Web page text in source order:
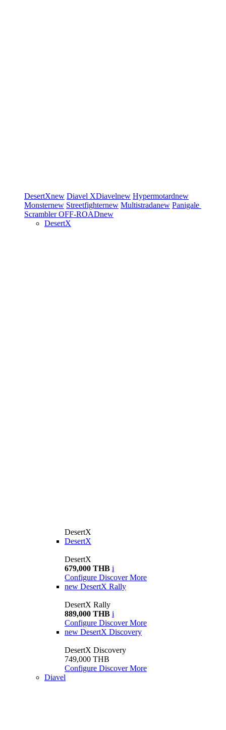
DesertXnew Diavel XDiavelnew Hypermotardnew
Monsternew Streetfighternew Multistradanew Panigale
ScramblerOFF-ROADnew
DesertX
DesertX
DesertX
DesertX
679,000 THB i
Configure Discover More
new DesertX Rally
DesertX Rally
889,000 THB i
Configure Discover More
new DesertX Discovery
DesertX Discovery
749,000 THB
Configure Discover More
Diavel